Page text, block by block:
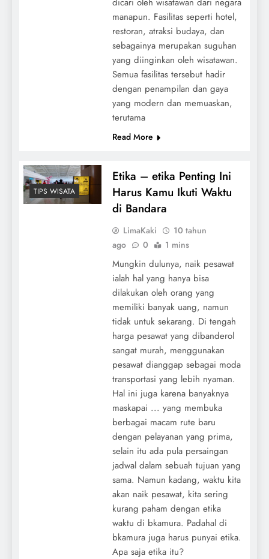
manapun. Fasilitas seperti hotel,
restoran, atraksi budaya, dan
sebagainya merupakan suguhan
yang diinginkan oleh wisatawan.
Semua fasilitas tersebut hadir
dengan penampilan dan gaya
yang modern dan memuaskan,
terutama
Read More
TIPS WISATA
Etika – etika Penting Ini
Harus Kamu Ikuti Waktu
di Bandara
LimaKaki
10 tahun
ago
0 1 mins
Mungkin dulunya, naik pesawat
ialah hal yang hanya bisa
dilakukan oleh orang yang
memiliki banyak uang, namun
tidak untuk sekarang. Di tengah
harga pesawat yang dibanderol
sangat murah, menggunakan
pesawat dianggap sebagai moda
transportasi yang lebih nyaman.
Hal ini juga karena banyaknya
maskapai ... yang membuka
berbagai macam rute baru
dengan pelayanan yang prima,
selain itu ada pula persaingan
jadwal dalam sebuah tujuan yang
sama. Namun kadang, waktu kita
akan naik pesawat, kita sering
kurang paham dengan etika
waktu di bkamura. Padahal di
bkamura juga harus punyai etika.
Apa saja etika itu?